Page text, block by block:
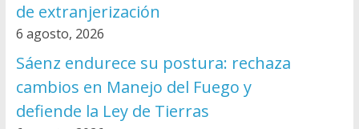
de extranjerización
6 agosto, 2026
Sáenz endurece su postura: rechaza
cambios en Manejo del Fuego y
defiende la Ley de Tierras